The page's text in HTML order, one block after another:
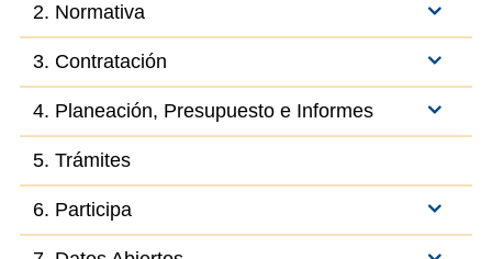
2. Normativa
3. Contratación
4. Planeación, Presupuesto e Informes
5. Trámites
6. Participa